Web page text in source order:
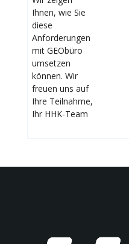
Ihnen, wie Sie
diese
Anforderungen
mit GEObüro
umsetzen
können. Wir
freuen uns auf
Ihre Teilnahme,
Ihr HHK-Team